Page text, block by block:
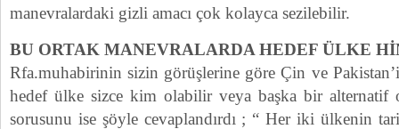
manevralardaki gizli amacı çok kolayca sezilebilir.
BU ORTAK MANEVRALARDA HEDEF ÜLKE
Rfa.muhabirinin sizin görüşlerine göre Çin ve
hedef ülke sizce kim olabilir veya başka bir alternatif
sorusunu ise şöyle cevaplandırdı ; “ Her iki ülkenin